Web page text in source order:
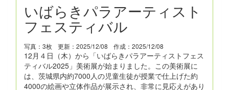
いばらきパラアーティスト
フェスティバル
写真：3枚 更新：2025/12/08 作成：2025/12/08
12月４日（木）から「いばらきパラアーティストフェス
ティバル2025」美術展が始まりました。この美術展に
は、茨城県内約7000人の児童生徒が授業で仕上げた約
4000の絵画や立体作品が展示され、非常に見応えがあり